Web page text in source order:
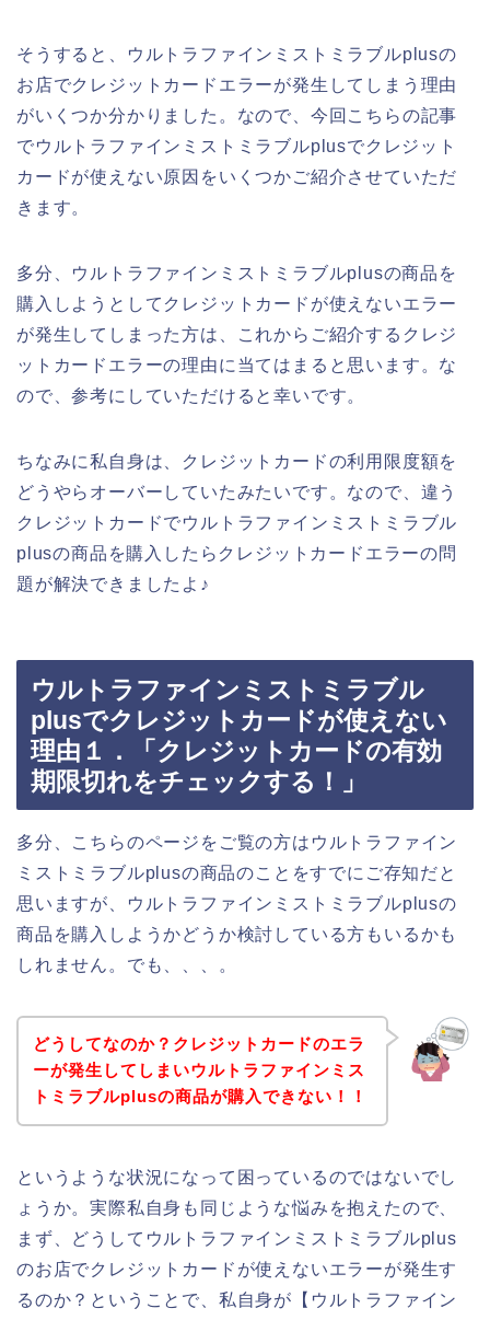
そうすると、ウルトラファインミストミラブルplusの
お店でクレジットカードエラーが発生してしまう理由
がいくつか分かりました。なので、今回こちらの記事
でウルトラファインミストミラブルplusでクレジット
カードが使えない原因をいくつかご紹介させていただ
きます。
多分、ウルトラファインミストミラブルplusの商品を
購入しようとしてクレジットカードが使えないエラー
が発生してしまった方は、これからご紹介するクレジ
ットカードエラーの理由に当てはまると思います。な
ので、参考にしていただけると幸いです。
ちなみに私自身は、クレジットカードの利用限度額を
どうやらオーバーしていたみたいです。なので、違う
クレジットカードでウルトラファインミストミラブル
plusの商品を購入したらクレジットカードエラーの問
題が解決できましたよ♪
ウルトラファインミストミラブル
plusでクレジットカードが使えない
理由１．「クレジットカードの有効
期限切れをチェックする！」
多分、こちらのページをご覧の方はウルトラファイン
ミストミラブルplusの商品のことをすでにご存知だと
思いますが、ウルトラファインミストミラブルplusの
商品を購入しようかどうか検討している方もいるかも
しれません。でも、、、。
どうしてなのか？クレジットカードのエラ
ーが発生してしまいウルトラファインミス
トミラブルplusの商品が購入できない！！
というような状況になって困っているのではないでし
ょうか。実際私自身も同じような悩みを抱えたので、
まず、どうしてウルトラファインミストミラブルplus
のお店でクレジットカードが使えないエラーが発生す
るのか？ということで、私自身が【ウルトラファイン